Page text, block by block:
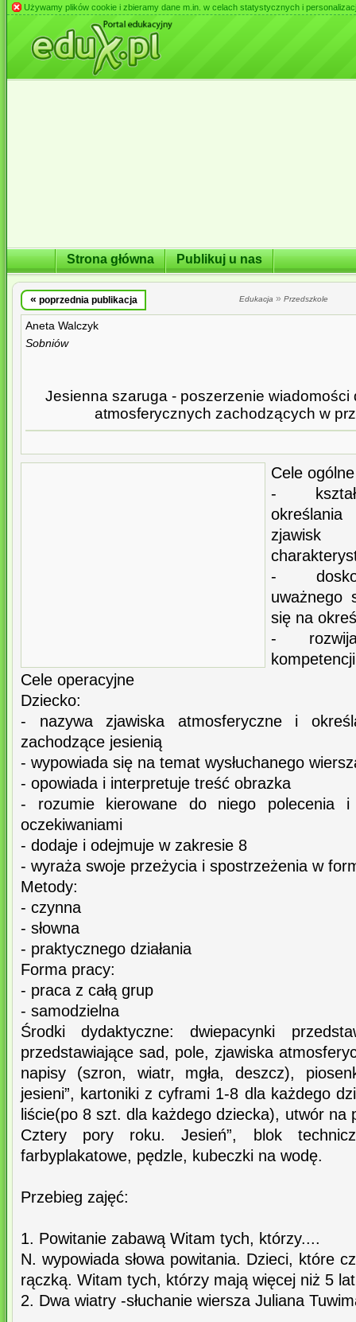
Używamy plików cookie i zbieramy dane m.in. w celach statystycznych i
Strona główna Publikuj u nas
« poprzednia publikacja Edukacja » Przedszkole
Aneta Walczyk
Sobniów
Jesienna szaruga - poszerzenie wiadomości
atmosferycznych zachodzących w
Cele ogólne
-
zjawisk
-
uważnego
się na
-
Cele operacyjne
Dziecko:
- nazywa zjawiska atmosferyczne i
zachodzące jesienią
- wypowiada się na temat wysłuchanego
- opowiada i interpretuje treść obrazka
- rozumie kierowane do niego polecenia
oczekiwaniami
- dodaje i odejmuje w zakresie 8
- wyraża swoje przeżycia i spostrzeżenia w
Metody:
- czynna
- słowna
- praktycznego działania
Forma pracy:
- praca z całą grup
- samodzielna
Środki dydaktyczne: dwiepacynki
przedstawiające sad, pole, zjawiska
napisy (szron, wiatr, mgła, deszcz),
jesieni”, kartoniki z cyframi 1-8 dla każdego
liście(po 8 szt. dla każdego dziecka), utwór na
Cztery pory roku. Jesień”, blok
farbyplakatowe, pędzle, kubeczki na wodę.
Przebieg zajęć:
1. Powitanie zabawą Witam tych, którzy....
N. wypowiada słowa powitania. Dzieci, które
rączką. Witam tych, którzy mają więcej niż 5
2. Dwa wiatry -słuchanie wiersza Juliana